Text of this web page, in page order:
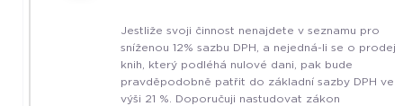
Jestliže svoji činnost nenajdete v seznamu pro
sníženou 12% sazbu DPH, a nejedná-li se o prodej
knih, který podléhá nulové dani, pak bude
pravděpodobně patřit do základní sazby DPH ve
výši 21 %. Doporučuji nastudovat zákon